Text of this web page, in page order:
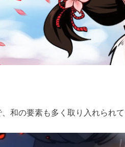
和の要素も多く取り入れられて